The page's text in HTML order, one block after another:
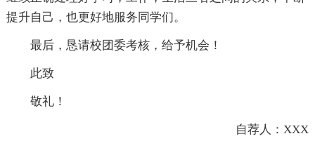
提升自己，也更好地服务同学们。
最后，恳请校团委考核，给予机会！
此致
敬礼！
自荐人：XXX